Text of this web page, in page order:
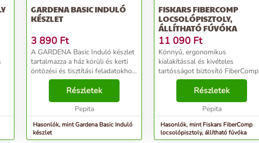
GARDENA BASIC INDULÓ
KÉSZLET
3 890 Ft
A GARDENA Basic Induló készlet
tartalmazza a ház körüli és kerti
öntözési és tisztítási feladatokhoz
szükséges alkatrészeket. A
használatra kész készlet tartalmaz
egy adaptert 26,5 mm-es (G 3/4")
Részletek
Pepita
Hasonlók, mint Gardena Basic Induló
készlet
FISKARS FIBERCOMP
LOCSOLÓPISZTOLY,
ÁLLÍTHATÓ FÚVÓKA
11 090 Ft
Könnyű, ergonomikus
kialakítással és kivételes
tartósságot biztosító FiberComp
markolattal. A SoftGrip öntözőfej
az erős sugár állásból az öblítés
állásba fordul. A markolat
kényelmes hüvelykujjas á...
Részletek
Pepita
Hasonlók, mint Fiskars FiberComp
locsolópisztoly, állítható fúvóka